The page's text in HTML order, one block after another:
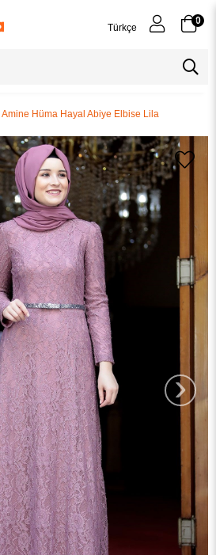
Türkçe
0
Amine Hüma Hayal Abiye Elbise Lila
›